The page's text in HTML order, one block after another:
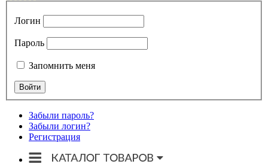
Логин
Пароль
Запомнить меня
Забыли пароль?
Забыли логин?
Регистрация